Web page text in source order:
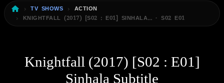
TV SHOWS
ACTION
KNIGHTFALL (2017) [S02 : E01] SINHALA… · S02 E01
Knightfall (2017) [S02 : E01]
Sinhala Subtitle